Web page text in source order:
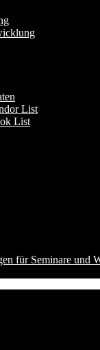
List
List
für Seminare und